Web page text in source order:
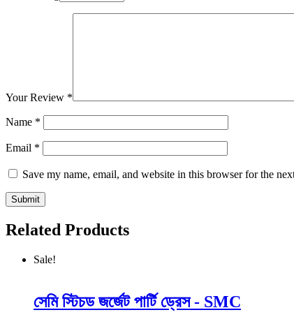
Your Review *
Name *
Email *
Save my name, email, and website in this browser for the
Related Products
Sale!
সেমি স্টিচড জর্জেট পার্টি ড্রেস - SMC